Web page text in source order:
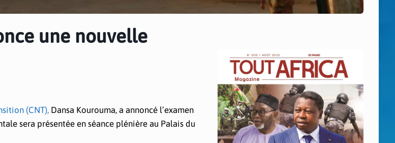
une nouvelle
(CNT), Dansa Kourouma, a annoncé l’examen
sera présentée en séance plénière au Palais du